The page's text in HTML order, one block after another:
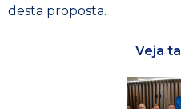
desta proposta.
Veja